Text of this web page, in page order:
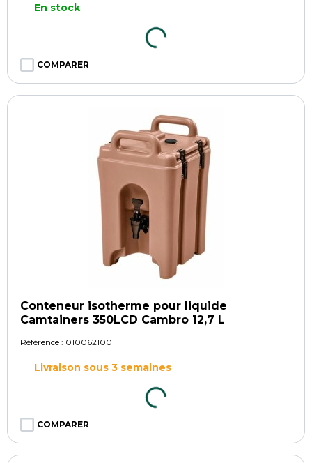
En stock
COMPARER
Conteneur isotherme pour liquide
Camtainers 350LCD Cambro 12,7 L
Référence : 0100621001
Livraison sous 3 semaines
COMPARER